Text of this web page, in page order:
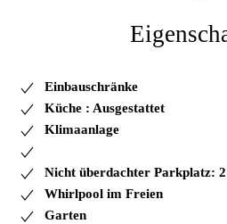
Einbauschränke
Küche : Ausgestattet
Klimaanlage
Nicht überdachter Parkplatz: 2
Whirlpool im Freien
Garten